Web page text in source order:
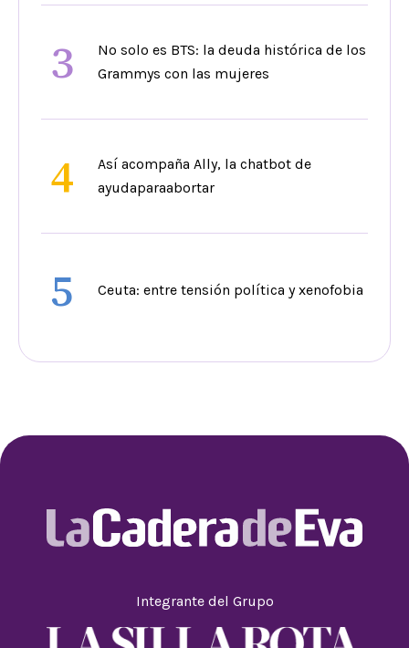
3
No solo es BTS: la deuda histórica de los
Grammys con las mujeres
4
Así acompaña Ally, la chatbot de
ayudaparaabortar
5 Ceuta: entre tensión política y xenofobia
Integrante del Grupo